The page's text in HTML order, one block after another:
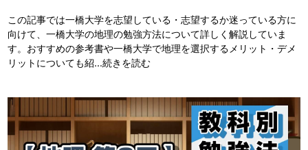
この記事では一橋大学を志望している・志望するか迷っている方に
向けて、一橋大学の地理の勉強方法について詳しく解説していま
す。おすすめの参考書や一橋大学で地理を選択するメリット・デメ
リットについても紹...続きを読む